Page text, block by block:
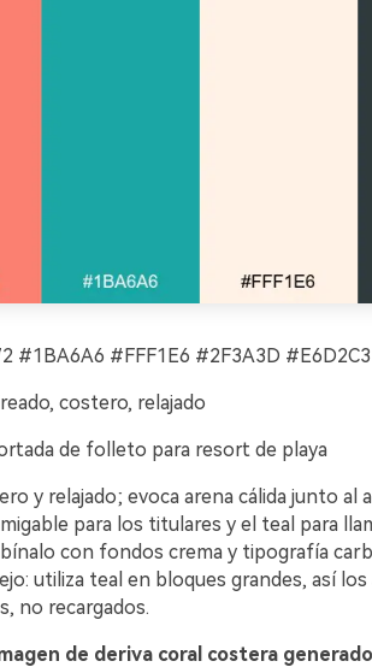
#1BA6A6 #FFF1E6 #2F3A3D #E6D2C3
costero, relajado
de folleto para resort de playa
y relajado; evoca arena cálida junto al
para los titulares y el teal para
con fondos crema y tipografía
utiliza teal en bloques grandes, así
no recargados.
de deriva coral costera